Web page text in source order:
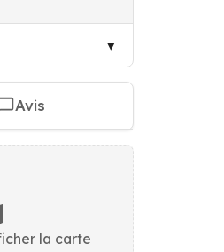
Avis
la carte